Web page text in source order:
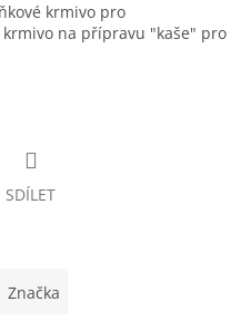
krmivo pro
na přípravu "kaše" pro
SDÍLET
Značka